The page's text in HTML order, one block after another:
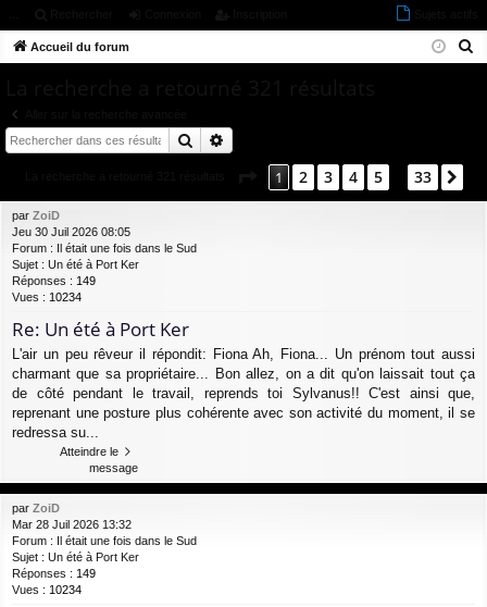
co
ci
s
u ne cri
Accueil du forum
Rechercher
Page 1sur 33
1 2 3 4 5 33
par ZoiD
Jeu 30 Juil 2026 08:05
Forum :
Il était une fois dans le Sud
Sujet : Un été à Port Ker
Réponses : 149
Vues : 10234
Re: Un été à Port Ker
L'air un peu rêveur il répondit: Fiona Ah, Fiona... Un prénom tout aussi
charmant que sa propriétaire... Bon allez, on a dit qu'on laissait tout ça
de côté pendant le travail, reprends toi Sylvanus!! C'est ainsi que,
reprenant une posture plus cohérente avec son activité du moment, il se
redressa su...
Atteindre le
message
par ZoiD
Mar 28 Juil 2026 13:32
Forum : Il était une fois dans le Sud
Sujet : Un été à Port Ker
Réponses : 149
Vues : 10234